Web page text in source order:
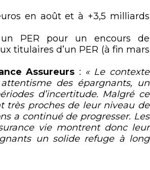
en août et à +3,5 milliards
PER pour un encours de
titulaires d’un PER (à fin mars
Assureurs : « Le contexte
des épargnants, un
d’incertitude. Malgré ce
très proches de leur niveau de
a continué de progresser. Les
vie montrent donc leur
un solide refuge à long